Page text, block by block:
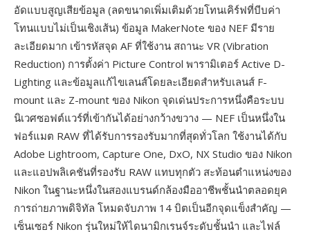
อัดแบบสูญเสียข้อมูล (ลดขนาดเพิ่มเติมด้วยโทนเคิร์ฟที่บีบค่า
โทนแบบไม่เป็นเชิงเส้น) ข้อมูล MakerNote ของ NEF มีราย
ละเอียดมาก เข้ารหัสจุด AF ที่ใช้งาน สถานะ VR (Vibration
Reduction) การตั้งค่า Picture Control พารามิเตอร์ Active D-
Lighting และข้อมูลแก้ไขเลนส์โดยละเอียดสำหรับเลนส์ F-
mount และ Z-mount ของ Nikon จุดเด่นประการหนึ่งคือระบบ
นิเวศซอฟต์แวร์ที่เข้ากันได้อย่างกว้างขวาง — NEF เป็นหนึ่งใน
ฟอร์แมต RAW ที่ได้รับการรองรับมากที่สุดทั่วโลก ใช้งานได้กับ
Adobe Lightroom, Capture One, DxO, NX Studio ของ Nikon
และแอปพลิเคชันที่รองรับ RAW แทบทุกตัว สะท้อนตำแหน่งของ
Nikon ในฐานะหนึ่งในสองแบรนด์กล้องมืออาชีพชั้นนำตลอดยุค
การถ่ายภาพดิจิทัล โหมดจับภาพ 14 บิตเป็นอีกจุดแข็งสำคัญ —
เซ็นเซอร์ Nikon รุ่นใหม่ให้ไดนามิกเรนจ์ระดับชั้นนำ และไฟล์